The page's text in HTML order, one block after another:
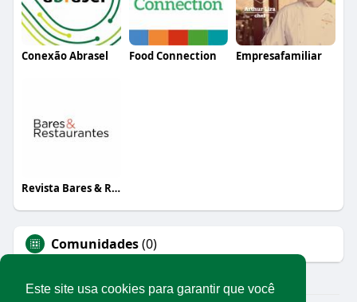
Este site usa cookies para garantir que você
Conexão Abrasel Food Connection Empresafamiliar
Revista Bares & Restaurantes
Comunidades(0)